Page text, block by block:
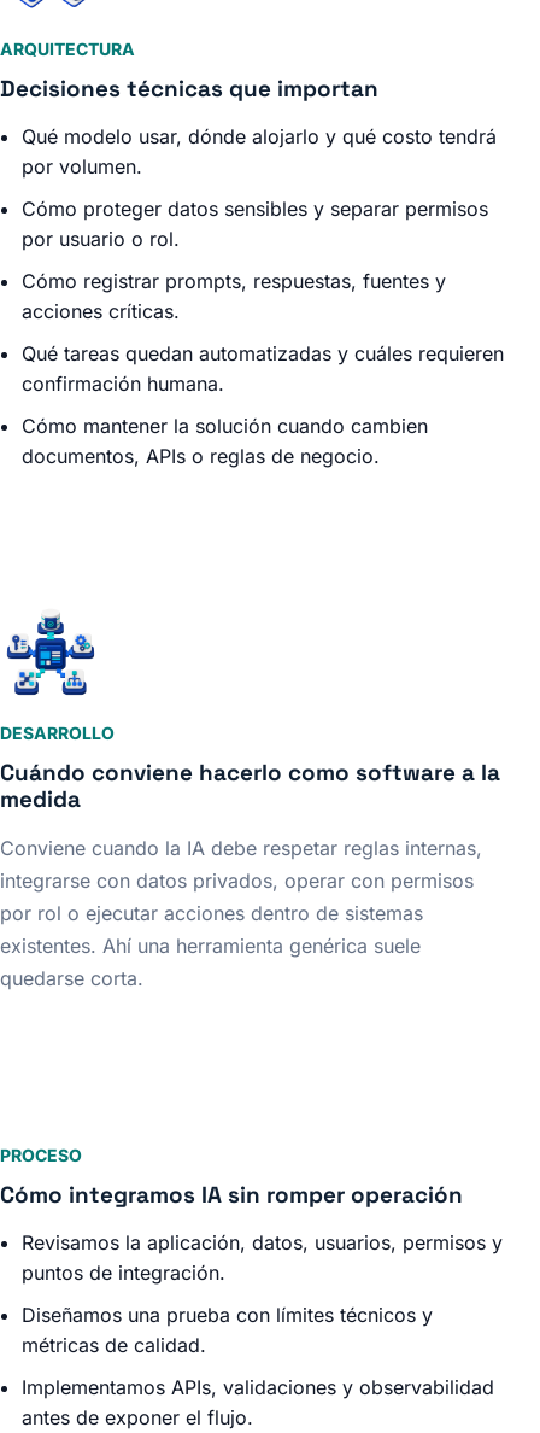
ARQUITECTURA
Decisiones técnicas que importan
Qué modelo usar, dónde alojarlo y qué costo tendrá
por volumen.
Cómo proteger datos sensibles y separar permisos
por usuario o rol.
Cómo registrar prompts, respuestas, fuentes y
acciones críticas.
Qué tareas quedan automatizadas y cuáles requieren
confirmación humana.
Cómo mantener la solución cuando cambien
documentos, APIs o reglas de negocio.
DESARROLLO
Cuándo conviene hacerlo como software a la
medida
Conviene cuando la IA debe respetar reglas internas,
integrarse con datos privados, operar con permisos
por rol o ejecutar acciones dentro de sistemas
existentes. Ahí una herramienta genérica suele
quedarse corta.
PROCESO
Cómo integramos IA sin romper operación
Revisamos la aplicación, datos, usuarios, permisos y
puntos de integración.
Diseñamos una prueba con límites técnicos y
métricas de calidad.
Implementamos APIs, validaciones y observabilidad
antes de exponer el flujo.